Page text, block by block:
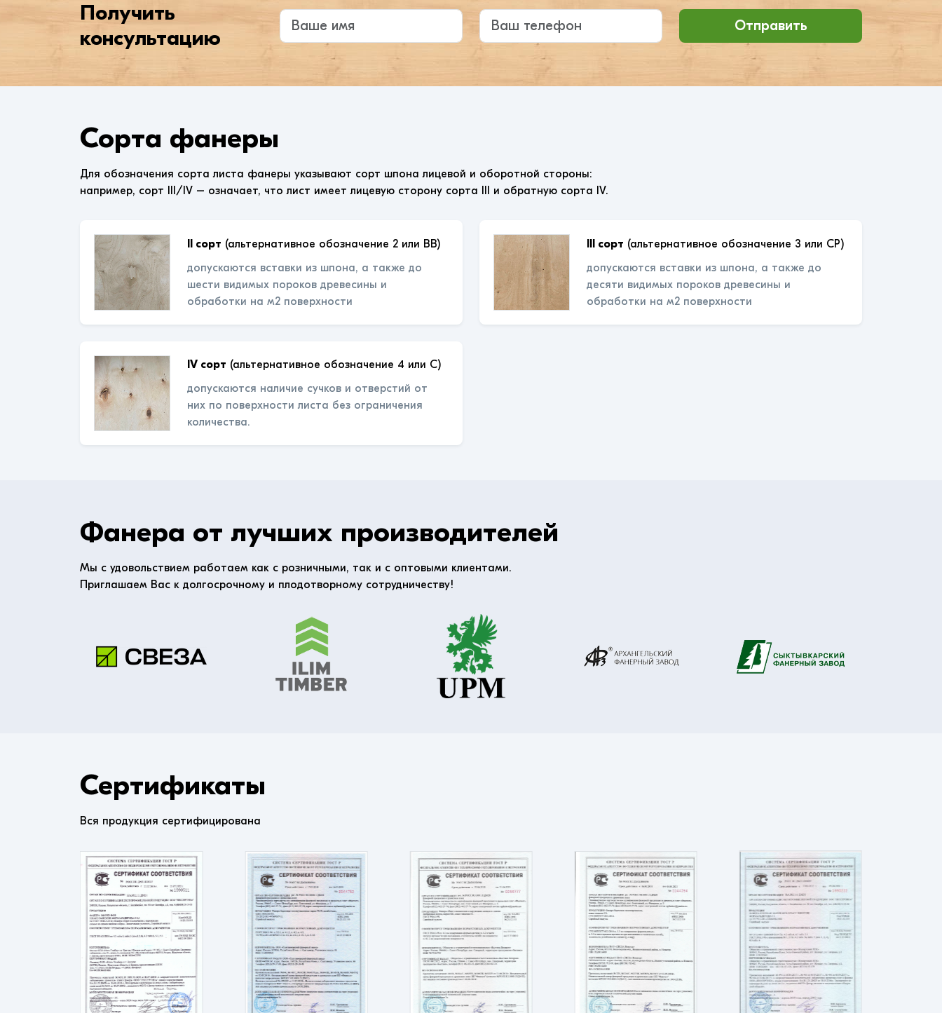
Получить
консультацию
Введите ваше имя Ваш телефон
Отправить
Сорта фанеры
Для обозначения сорта листа фанеры указывают сорт шпона лицевой и оборотной стороны:
например, сорт III/IV – означает, что лист имеет лицевую сторону сорта III и обратную сорта IV.
II сорт (альтернативное обозначение 2 или ВВ)
допускаются вставки из шпона, а также до
шести видимых пороков древесины и
обработки на м2 поверхности
III сорт (альтернативное обозначение 3 или СР)
допускаются вставки из шпона, а также до
десяти видимых пороков древесины и
обработки на м2 поверхности
IV сорт (альтернативное обозначение 4 или С)
допускаются наличие сучков и отверстий от
них по поверхности листа без ограничения
количества.
Фанера от лучших производителей
Мы с удовольствием работаем как с розничными, так и с оптовыми клиентами.
Приглашаем Вас к долгосрочному и плодотворному сотрудничеству!
Сертификаты
Вся продукция сертифицирована